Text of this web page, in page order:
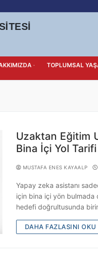
TOPLUMSAL
Uzaktan Eğitim
Bina İçi Yol
MUSTAFA ENES KAYAALP
Yapay zeka asistanı
için bina içi yön bulmada
hedefi doğrultusunda
DAHA FAZLASINI